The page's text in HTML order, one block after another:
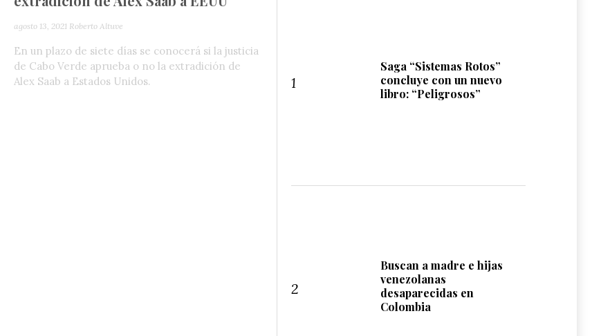
agosto 13, 2021 Roberto Altuve
En un plazo de siete días se conocerá si la justicia
de Cabo Verde aprueba o no la extradición de
Alex Saab a Estados Unidos.
1
Saga “Sistemas Rotos”
concluye con un nuevo
libro: “Peligrosos”
2
Buscan a madre e hijas
venezolanas
desaparecidas en
Colombia